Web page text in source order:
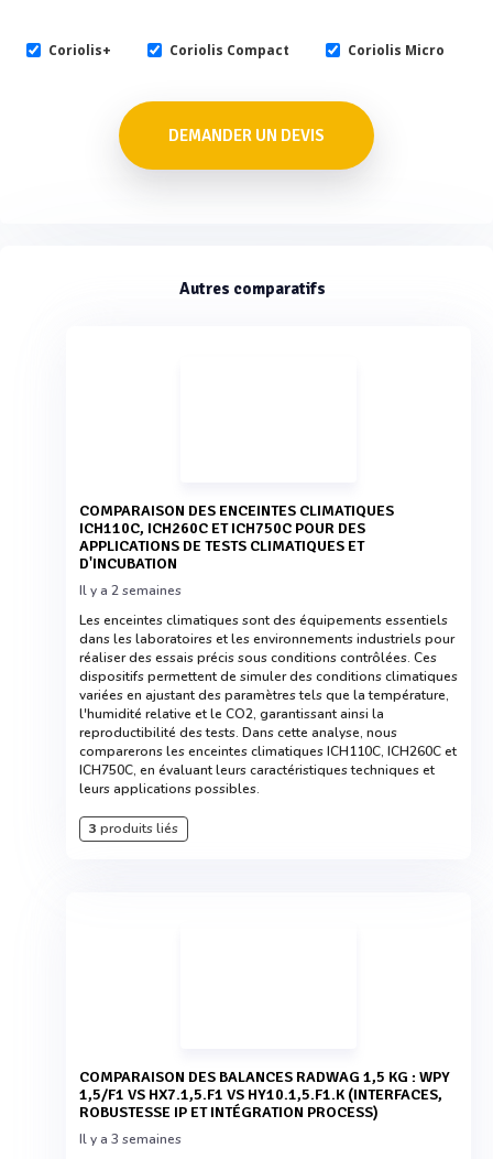
Coriolis+ Coriolis Compact Coriolis Micro
DEMANDER UN DEVIS
Autres comparatifs
COMPARAISON DES ENCEINTES CLIMATIQUES
ICH110C, ICH260C ET ICH750C POUR DES
APPLICATIONS DE TESTS CLIMATIQUES ET
D'INCUBATION
Il y a 2 semaines
Les enceintes climatiques sont des équipements essentiels
dans les laboratoires et les environnements industriels pour
réaliser des essais précis sous conditions contrôlées. Ces
dispositifs permettent de simuler des conditions climatiques
variées en ajustant des paramètres tels que la température,
l'humidité relative et le CO2, garantissant ainsi la
reproductibilité des tests. Dans cette analyse, nous
comparerons les enceintes climatiques ICH110C, ICH260C et
ICH750C, en évaluant leurs caractéristiques techniques et
leurs applications possibles.
3 produits liés
COMPARAISON DES BALANCES RADWAG 1,5 KG : WPY
1,5/F1 VS HX7.1,5.F1 VS HY10.1,5.F1.K (INTERFACES,
ROBUSTESSE IP ET INTÉGRATION PROCESS)
Il y a 3 semaines